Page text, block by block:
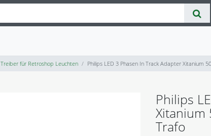
Treiber für Retroshop Leuchten Philips LED 3 Phasen In Track Adapter Xitanium
Philips
Xitanium
Trafo